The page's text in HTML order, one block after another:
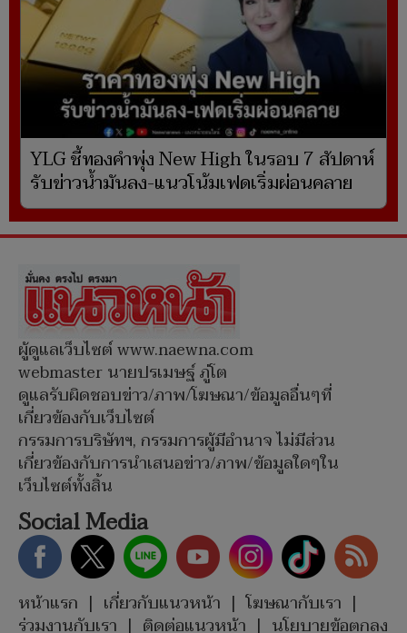
YLG ชี้ทองคำพุ่ง New High ในรอบ 7 สัปดาห์
รับข่าวน้ำมันลง-แนวโน้มเฟดเริ่มผ่อนคลาย
ผู้ดูแลเว็บไซต์ www.naewna.com
webmaster นายปรเมษฐ์ ภู่โต
ดูแลรับผิดชอบข่าว/ภาพ/โฆษณา/ข้อมูลอื่นๆที่
เกี่ยวข้องกับเว็บไซต์
กรรมการบริษัทฯ, กรรมการผู้มีอำนาจ ไม่มีส่วน
เกี่ยวข้องกับการนำเสนอข่าว/ภาพ/ข้อมูลใดๆใน
เว็บไซต์ทั้งสิ้น
Social Media
หน้าแรก | เกี่ยวกับแนวหน้า | โฆษณากับเรา |
ร่วมงานกับเรา | ติดต่อแนวหน้า | นโยบายข้อตกลง